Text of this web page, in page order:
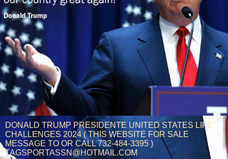
DONALD TRUMP PRESIDENTE UNITED STATES LIFE
CHALLENGES 2024 ( THIS WEBSITE FOR SALE
MESSAGE TO OR CALL 732-484-3395 )
TAGSPORTASSN@HOTMAIL.COM